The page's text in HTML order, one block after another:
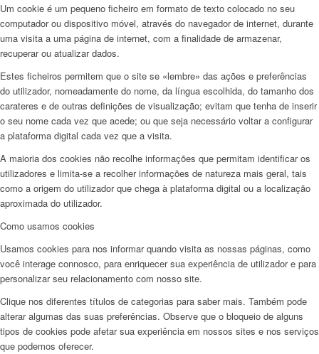
Um cookie é um pequeno ficheiro em formato de texto colocado no seu
computador ou dispositivo móvel, através do navegador de internet, durante
uma visita a uma página de internet, com a finalidade de armazenar,
recuperar ou atualizar dados.
Estes ficheiros permitem que o site se «lembre» das ações e preferências
do utilizador, nomeadamente do nome, da língua escolhida, do tamanho dos
carateres e de outras definições de visualização; evitam que tenha de inserir
o seu nome cada vez que acede; ou que seja necessário voltar a configurar
a plataforma digital cada vez que a visita.
A maioria dos cookies não recolhe informações que permitam identificar os
utilizadores e limita-se a recolher informações de natureza mais geral, tais
como a origem do utilizador que chega à plataforma digital ou a localização
aproximada do utilizador.
Como usamos cookies
Usamos cookies para nos informar quando visita as nossas páginas, como
você interage connosco, para enriquecer sua experiência de utilizador e para
personalizar seu relacionamento com nosso site.
Clique nos diferentes títulos de categorias para saber mais. Também pode
alterar algumas das suas preferências. Observe que o bloqueio de alguns
tipos de cookies pode afetar sua experiência em nossos sites e nos serviços
que podemos oferecer.